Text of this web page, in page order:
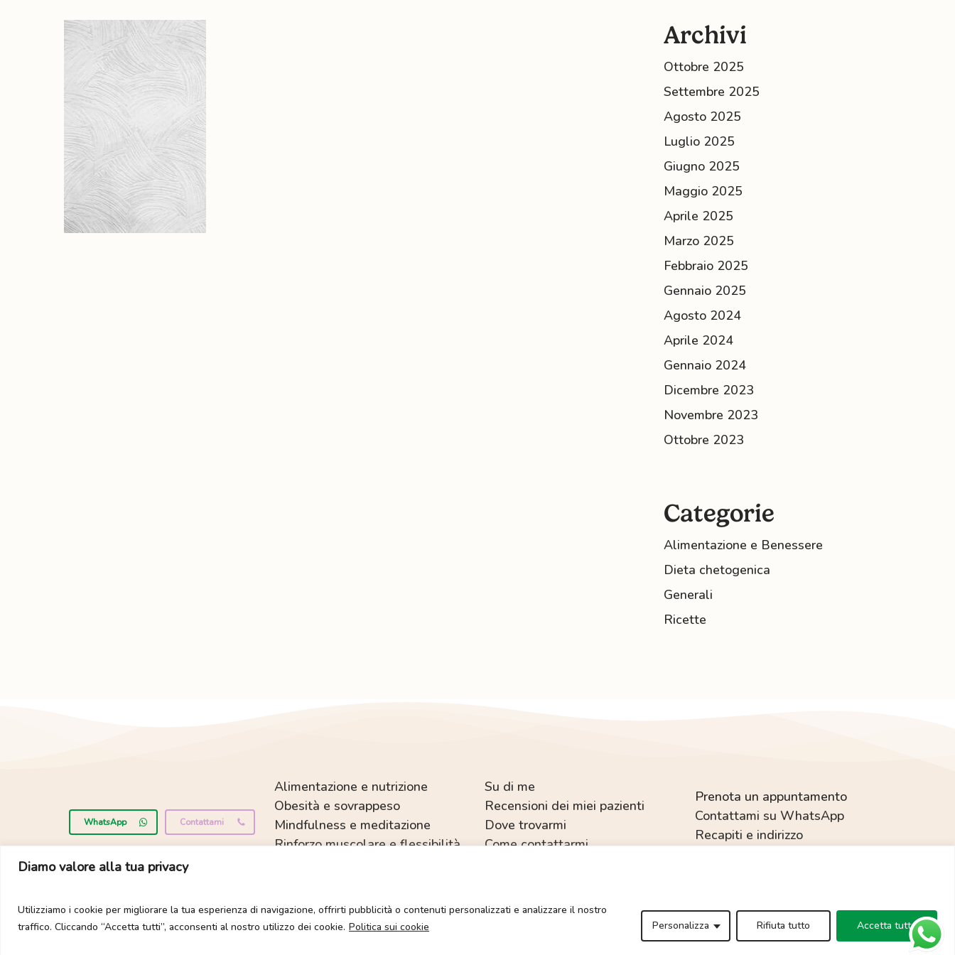
Diamo valore alla tua privacy
Utilizziamo i cookie per migliorare la tua esperienza di navigazione, offrirti pubblicità o contenuti personalizzati e analizzare il nostro
traffico. Cliccando “Accetta tutti”, acconsenti al nostro utilizzo dei cookie. Politica sui cookie Personalizza Rifiuta tutto Accetta tutto
nutrizione
Archivi
Ottobre 2025
Settembre 2025
Agosto 2025
Luglio 2025
Giugno 2025
Maggio 2025
Aprile 2025
Marzo 2025
Febbraio 2025
Gennaio 2025
Agosto 2024
Aprile 2024
Gennaio 2024
Dicembre 2023
Novembre 2023
Ottobre 2023
Categorie
Alimentazione e Benessere
Dieta chetogenica
Generali
Ricette
WhatsApp Contattami
Alimentazione e nutrizione
Obesità e sovrappeso
Mindfulness e meditazione
Rinforzo muscolare e flessibilità
Su di me
Recensioni dei miei pazienti
Dove trovarmi
Come contattarmi
Prenota un appuntamento
Contattami su WhatsApp
Recapiti e indirizzo
Tutti i diritti sono riservati. È vietata la duplicazione dei contenuti multimediali salvo espressa autorizzazione.
Sito web realizzato con 🧡 da: